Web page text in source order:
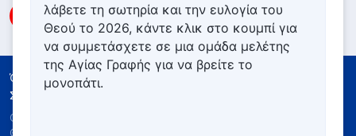
Όροι Χρήσης
Πολιτική απορρήτου
Συντελεστές
Copyright © 2026
Θεού
λάβετε τη σωτηρία και την ευλογία του
Θεού το 2026, κάντε κλικ στο κουμπί για
να συμμετάσχετε σε μια ομάδα μελέτης
της Αγίας Γραφής για να βρείτε το
μονοπάτι.